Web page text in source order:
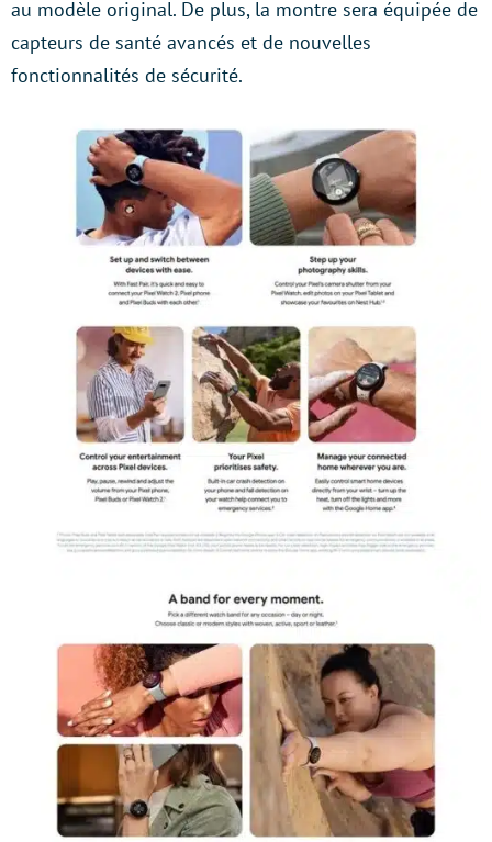
au modèle original. De plus, la montre sera équipée de
capteurs de santé avancés et de nouvelles
fonctionnalités de sécurité.